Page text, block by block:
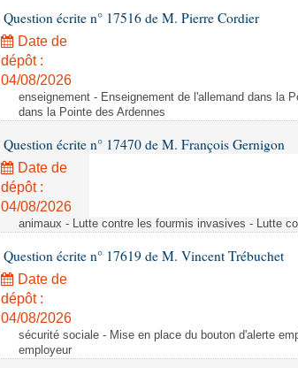
Question écrite n° 17516 de M. Pierre Cordier
Date de
dépôt :
04/08/2026
enseignement - Enseignement de l'allemand dans la
dans la Pointe des Ardennes
Question écrite n° 17470 de M. François Gernigon
Date de
dépôt :
04/08/2026
animaux - Lutte contre les fourmis invasives - Lutte
Question écrite n° 17619 de M. Vincent Trébuchet
Date de
dépôt :
04/08/2026
sécurité sociale - Mise en place du bouton d'alerte
employeur